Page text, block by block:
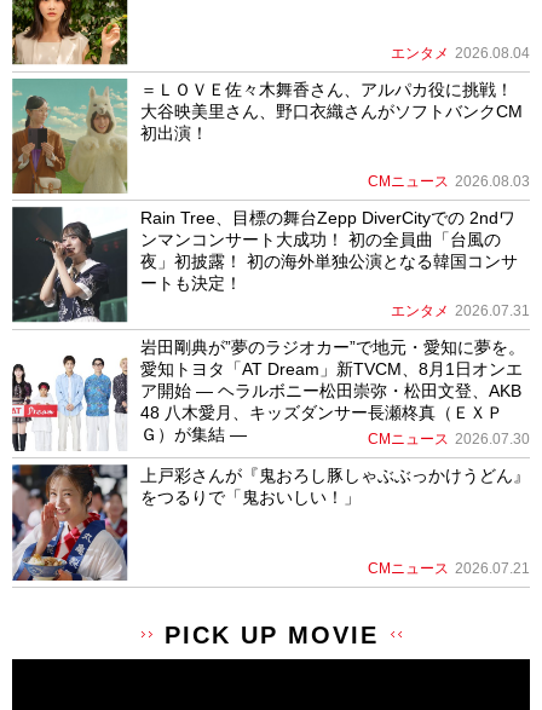
エンタメ 2026.08.04
＝ＬＯＶＥ佐々木舞香さん、アルパカ役に挑戦！
大谷映美里さん、野口衣織さんがソフトバンクCM
初出演！
CMニュース 2026.08.03
Rain Tree、目標の舞台Zepp DiverCityでの 2ndワ
ンマンコンサート大成功！ 初の全員曲「台風の
夜」初披露！ 初の海外単独公演となる韓国コンサ
ートも決定！
エンタメ 2026.07.31
岩田剛典が”夢のラジオカー”で地元・愛知に夢を。
愛知トヨタ「AT Dream」新TVCM、8月1日オンエ
ア開始 ― ヘラルボニー松田崇弥・松田文登、AKB
48 八木愛月、キッズダンサー長瀬柊真（ＥＸＰ
Ｇ）が集結 ―
CMニュース 2026.07.30
上戸彩さんが『鬼おろし豚しゃぶぶっかけうどん』
をつるりで「鬼おいしい！」
CMニュース 2026.07.21
PICK UP MOVIE